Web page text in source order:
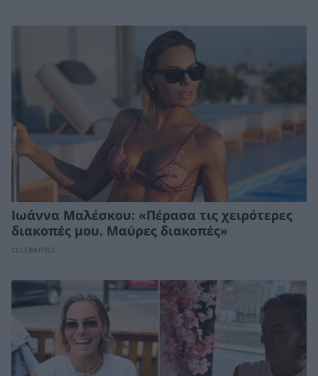
Ιωάννα Μαλέσκου: «Πέρασα τις χειρότερες
διακοπές μου. Μαύρες διακοπές»
CELEBRITIES